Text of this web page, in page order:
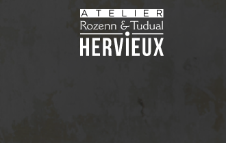
Main Navigation